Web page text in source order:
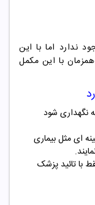
ندارد اما با این
با این مکمل
ای مثل بیماری
برای افراد زیر 12 سال فقط با تائید پزشک